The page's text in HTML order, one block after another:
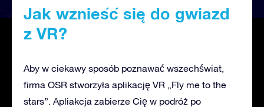
Jak wznieść się do gwiazd
z VR?
Aby w ciekawy sposób poznawać wszechświat,
firma OSR stworzyła aplikację VR „Fly me to the
stars”. Apliakcja zabierze Cię w podróż po